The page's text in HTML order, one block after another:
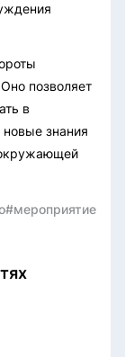
позволяет
в
знания
#мероприятие